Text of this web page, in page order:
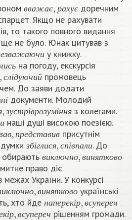
вважає р а ху є
вважає ,рахуєдоречним
Якщо не рахувати
то такого повного видання
не було. Юнак цитував з
езважаю ч и
нез важ аючиу книжку.
ч ись
чисьна погоду, екскурсія
сл і д ую ч и й
,слідую чийпромовець
До заяви додати
н і
і документи. Молодий
з устр івр оз ум іння
я,з устрівро зумінняз колегами.
и
наші душі високою поезією.
а в пре дстав ив
у вав,п редставив
присутнім
з б і гл и ся сп івпал и
збіглися, співпа ли. До
обирають
в и кл ю ч н о в инятк ов о
виключно,винятк
право діє
межах України. У конкурсі
и кл ю ч н о в инятк ов о
иключн о,винятко воукраїнські
хто йде
н а п е р е к і р вс упере ч
наперекір,всупереч
к і р вс упере ч
екір,вс упер ечрішенням громади.